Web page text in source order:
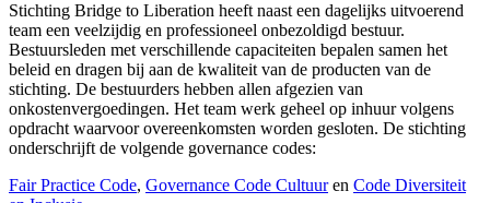
Stichting Bridge to Liberation heeft naast een dagelijks uitvoerend
team een veelzijdig en professioneel onbezoldigd bestuur.
Bestuursleden met verschillende capaciteiten bepalen samen het
beleid en dragen bij aan de kwaliteit van de producten van de
stichting. De bestuurders hebben allen afgezien van
onkostenvergoedingen. Het team werk geheel op inhuur volgens
opdracht waarvoor overeenkomsten worden gesloten. De stichting
onderschrijft de volgende governance codes:
Fair Practice Code, Governance Code Cultuuren Code Diversiteit